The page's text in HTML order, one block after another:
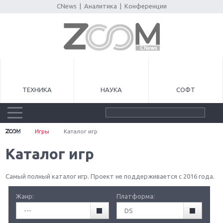
CNews Аналитика Конференции
ТЕХНИКА НАУКА СОФТ
Игры Каталог игр
Каталог игр
Самый полный каталог игр. Проект не поддерживается с 2016 года.
Жанр:
---
Платформа:
DS